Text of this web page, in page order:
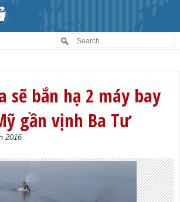
sẽ bắn hạ 2 máy bay
gần vịnh Ba Tư
2016